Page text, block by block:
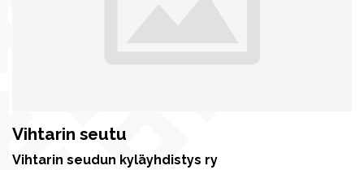
Vihtarin seutu
Vihtarin seudun kyläyhdistys ry